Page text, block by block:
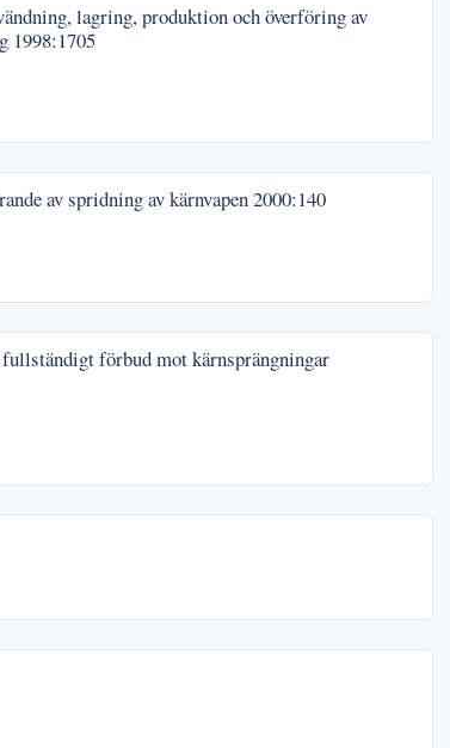
lagring, produktion och överföring av
1998:1705
av spridning av kärnvapen2000:140
förbud mot kärnsprängningar